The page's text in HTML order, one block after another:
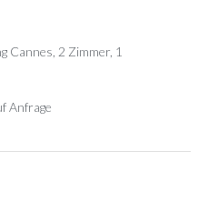
Cannes, 2 Zimmer, 1
Anfrage